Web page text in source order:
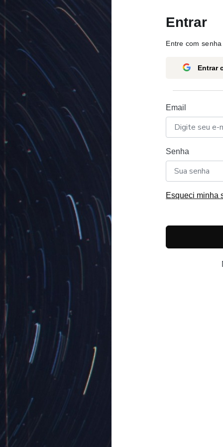
Entrar
Entre com
Entrar
Email
Senha
Esqueci minha